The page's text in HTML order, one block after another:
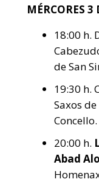
MÉRCORES 3
18:00 h.
de San
19:30 h.
Saxos
Concello.
20:00 h.
Abad